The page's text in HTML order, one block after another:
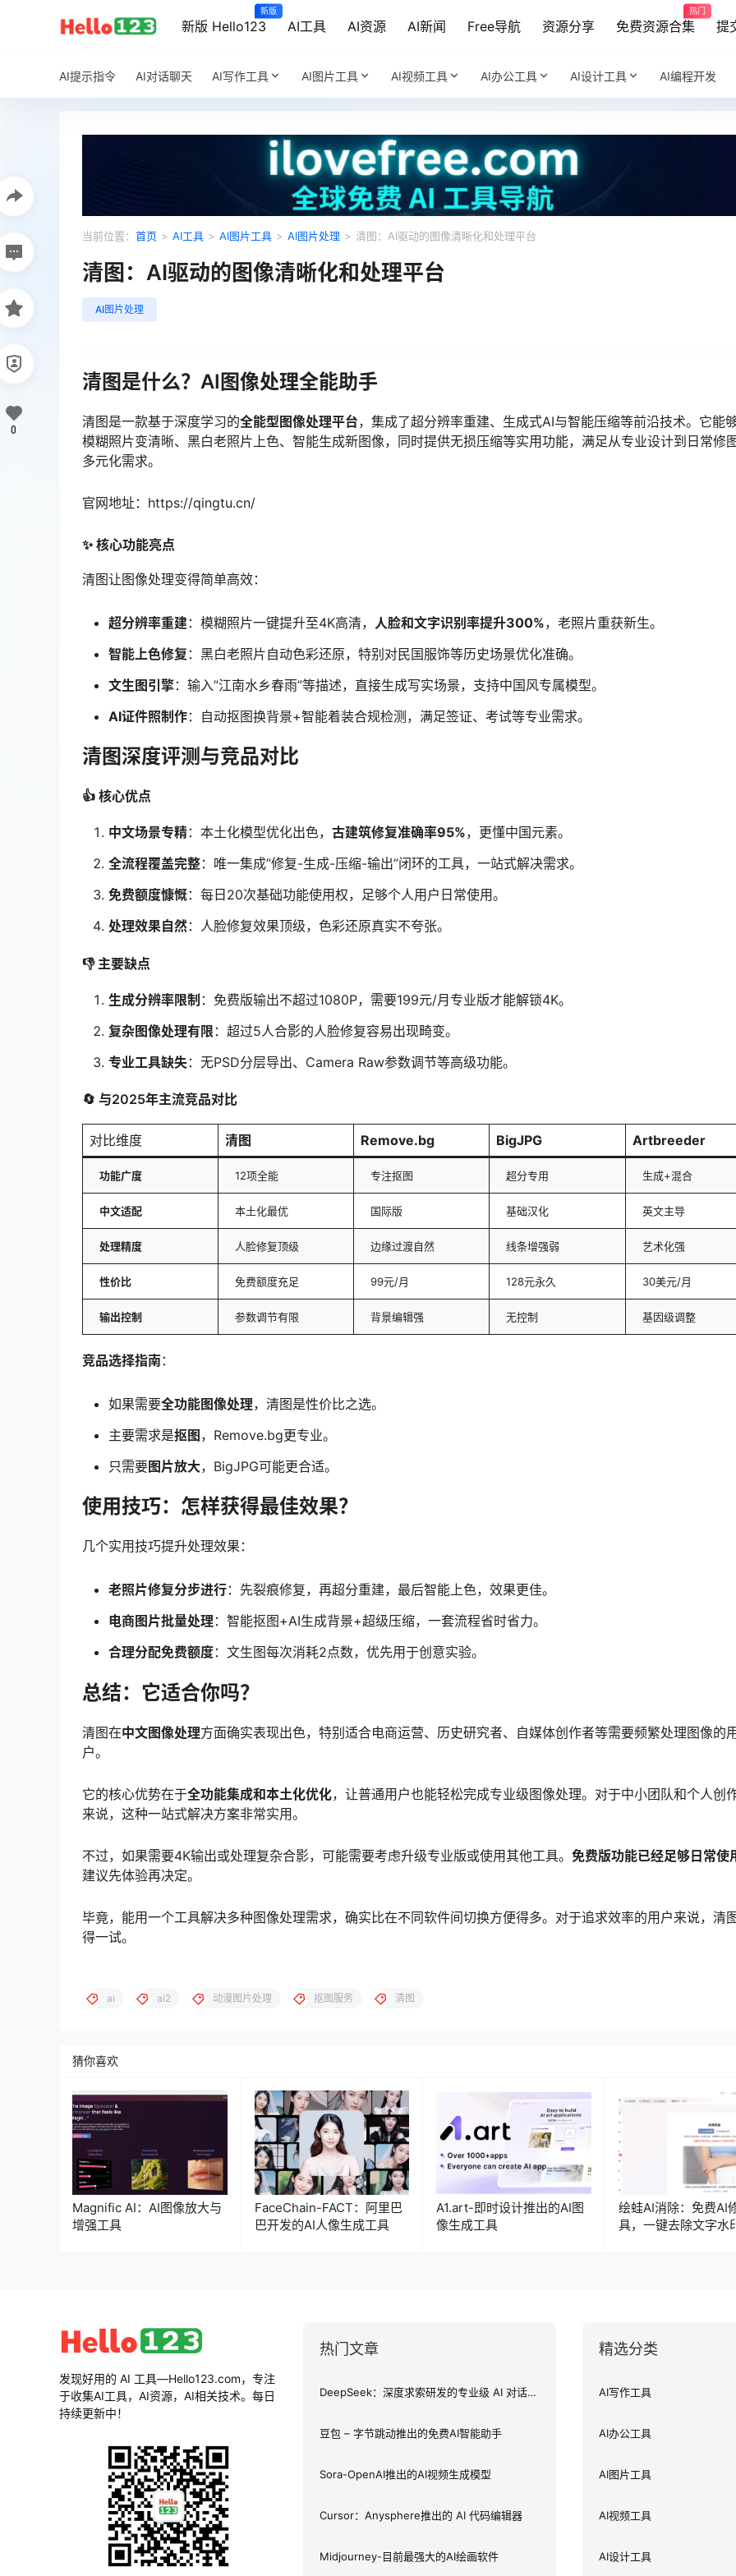
新版 Hello123
新版
AI工具 AI资源 AI新闻 Free导航 资源分享 免费资源合集
热门
提
AI提示指令 AI对话聊天 AI写作工具 AI图片工具 AI视频工具 AI办公工具 AI设计工具 AI编程开发
当前位置： 首页 > AI工具 > AI图片工具 > AI图片处理 > 清图：AI驱动的图像清晰化和处理平台
清图：AI驱动的图像清晰化和处理平台
AI图片处理
清图是什么？AI图像处理全能助手
清图是一款基于深度学习的全能型图像处理平台，集成了超分辨率重建、生成式AI与智能压缩等前沿技术。它能
模糊照片变清晰、黑白老照片上色、智能生成新图像，同时提供无损压缩等实用功能，满足从专业设计到日常修
多元化需求。
官网地址：https://qingtu.cn/
✨ 核心功能亮点
清图让图像处理变得简单高效：
超分辨率重建：模糊照片一键提升至4K高清， 人脸和文字识别率提升300%，老照片重获新生。
智能上色修复 ：黑白老照片自动色彩还原，特别对民国服饰等历史场景优化准确。
文生图引擎：输入”江南水乡春雨”等描述，直接生成写实场景，支持中国风专属模型。
AI证件照制作：自动抠图换背景+智能着装合规检测，满足签证、考试等专业需求。
清图深度评测与竞品对比
👍 核心优点
中文场景专精：本土化模型优化出色， 古建筑修复准确率95%，更懂中国元素。
全流程覆盖完整：唯一集成”修复-生成-压缩-输出”闭环的工具，一站式解决需求。
免费额度慷慨：每日20次基础功能使用权，足够个人用户日常使用。
处理效果自然：人脸修复效果顶级，色彩还原真实不夸张。
👎 主要缺点
生成分辨率限制 ：免费版输出不超过1080P，需要199元/月专业版才能解锁4K。
复杂图像处理有限 ：超过5人合影的人脸修复容易出现畸变。
专业工具缺失：无PSD分层导出、Camera Raw参数调节等高级功能。
🔄 与2025年主流竞品对比
对比维度 清图 Remove.bg BigJPG Artbreeder
功能广度 12项全能 专注抠图 超分专用 生成+混合
中文适配 本土化最优 国际版 基础汉化 英文主导
处理精度 人脸修复顶级 边缘过渡自然 线条增强弱 艺术化强
性价比 免费额度充足 99元/月 128元永久 30美元/月
输出控制 参数调节有限 背景编辑强 无控制 基因级调整
竞品选择指南：
如果需要全功能图像处理，清图是性价比之选。
主要需求是抠图 ，Remove.bg更专业。
只需要图片放大，BigJPG可能更合适。
使用技巧：怎样获得最佳效果？
几个实用技巧提升处理效果：
老照片修复分步进行：先裂痕修复，再超分重建，最后智能上色，效果更佳。
电商图片批量处理 ：智能抠图+AI生成背景+超级压缩，一套流程省时省力。
合理分配免费额度：文生图每次消耗2点数，优先用于创意实验。
总结：它适合你吗？
清图在中文图像处理方面确实表现出色，特别适合电商运营、历史研究者、自媒体创作者等需要频繁处理图像的
户。
它的核心优势在于全功能集成和本土化优化，让普通用户也能轻松完成专业级图像处理。对于中小团队和个人创
来说，这种一站式解决方案非常实用。
不过，如果需要4K输出或处理复杂合影，可能需要考虑升级专业版或使用其他工具。 免费版功能已经足够日常使
建议先体验再决定。
毕竟，能用一个工具解决多种图像处理需求，确实比在不同软件间切换方便得多。对于追求效率的用户来说，清
得一试。
0
ai ai2 动漫图片处理 抠图服务 清图
猜你喜欢
Magnific AI：AI图像放大与
增强工具
FaceChain-FACT：阿里巴
巴开发的AI人像生成工具
A1.art-即时设计推出的AI图
像生成工具
绘蛙AI消除：免费AI
具，一键去除文字水
发现好用的 AI 工具—Hello123.com，专注
于收集AI工具，AI资源，AI相关技术。每日
持续更新中！
热门文章
DeepSeek：深度求索研发的专业级 AI 对话助手
豆包 – 字节跳动推出的免费AI智能助手
Sora-OpenAI推出的AI视频生成模型
Cursor：Anysphere推出的 AI 代码编辑器
Midjourney-目前最强大的AI绘画软件
精选分类
AI写作工具
AI办公工具
AI图片工具
AI视频工具
AI设计工具